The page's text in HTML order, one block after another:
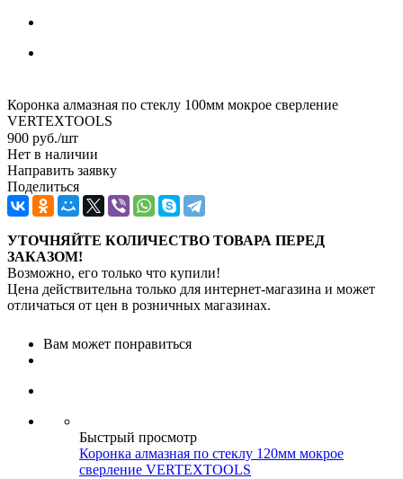
Коронка алмазная по стеклу 100мм мокрое сверление
VERTEXTOOLS
900 руб./шт
Нет в наличии
Направить заявку
Поделиться
УТОЧНЯЙТЕ КОЛИЧЕСТВО ТОВАРА ПЕРЕД
ЗАКАЗОМ!
Возможно, его только что купили!
Цена действительна только для интернет-магазина и может
отличаться от цен в розничных магазинах.
Вам может понравиться
Быстрый просмотр
Коронка алмазная по стеклу 120мм мокрое
сверление VERTEXTOOLS